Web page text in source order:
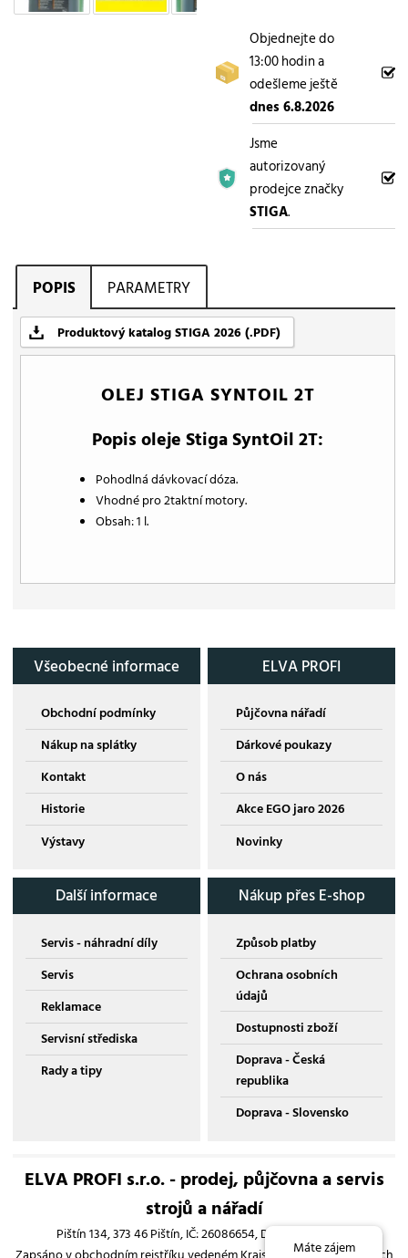
Objednejte do
13:00 hodin a
odešleme ještě
dnes 6.8.2026
Jsme
autorizovaný
prodejce značky
STIGA.
POPIS PARAMETRY
Produktový katalog STIGA 2026 (.PDF)
OLEJ STIGA SYNTOIL 2T
Popis oleje Stiga SyntOil 2T:
Pohodlná dávkovací dóza.
Vhodné pro 2taktní motory.
Obsah: 1 l.
Všeobecné informace
Obchodní podmínky
Nákup na splátky
Kontakt
Historie
Výstavy
ELVA PROFI
Půjčovna nářadí
Dárkové poukazy
O nás
Akce EGO jaro 2026
Novinky
Další informace
Servis - náhradní díly
Servis
Reklamace
Servisní střediska
Rady a tipy
Nákup přes E-shop
Způsob platby
Ochrana osobních
údajů
Dostupnosti zboží
Doprava - Česká
republika
Doprava - Slovensko
ELVA PROFI s.r.o. - prodej, půjčovna a servis
strojů a nářadí
Pištín 134, 373 46 Pištín, IČ: 26086654, DIČ: CZ26086654
Máte zájem